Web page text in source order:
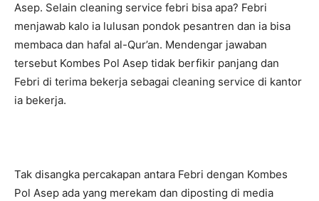
Asep. Selain cleaning service febri bisa apa? Febri
menjawab kalo ia lulusan pondok pesantren dan ia bisa
membaca dan hafal al-Qur’an. Mendengar jawaban
tersebut Kombes Pol Asep tidak berfikir panjang dan
Febri di terima bekerja sebagai cleaning service di kantor
ia bekerja.
Tak disangka percakapan antara Febri dengan Kombes
Pol Asep ada yang merekam dan diposting di media